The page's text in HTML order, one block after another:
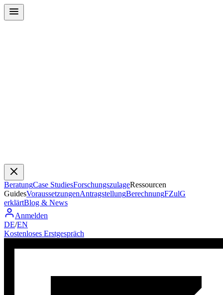
BeratungCase StudiesForschungszulageRessourcen
GuidesVoraussetzungenAntragstellungBerechnungFZulG
erklärtBlog & News
Anmelden
DE/EN
Kostenloses Erstgespräch